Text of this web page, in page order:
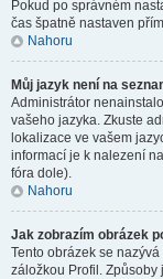
Pokud po správném
čas špatně nastaven
Nahoru
Můj jazyk není na
Administrátor
vašeho jazyka. Zkuste
lokalizace ve vašem
informací je k nalezení
fóra dole).
Nahoru
Jak zobrazím obrázek
Tento obrázek se
záložkou Profil. Způsoby